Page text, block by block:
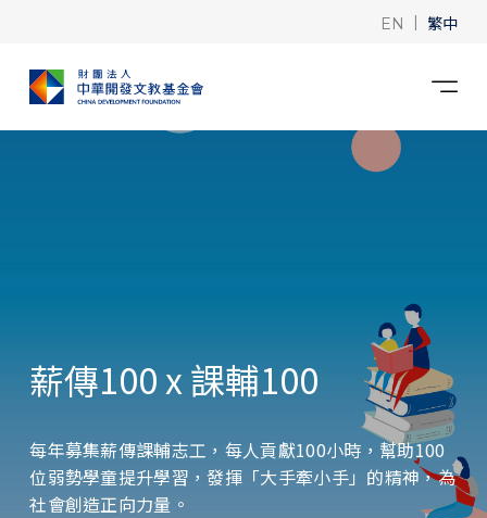
EN | 繁中
薪傳100 x 課輔100
每年募集薪傳課輔志工，每人貢獻100小時，幫助100
位弱勢學童提升學習，發揮「大手牽小手」的精神，為
社會創造正向力量。